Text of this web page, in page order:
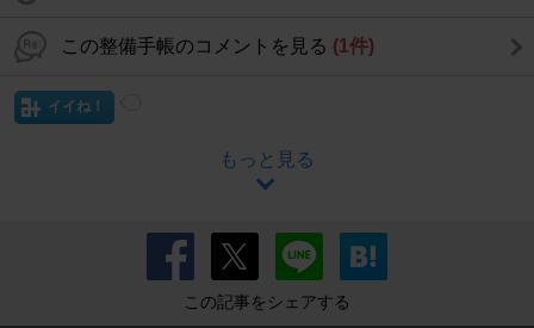
この整備手帳のコメントを見る (1件)
イイね！
もっと見る
この記事をシェアする